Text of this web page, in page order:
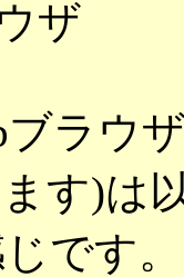
ザ
ブラウ
す)は
です。